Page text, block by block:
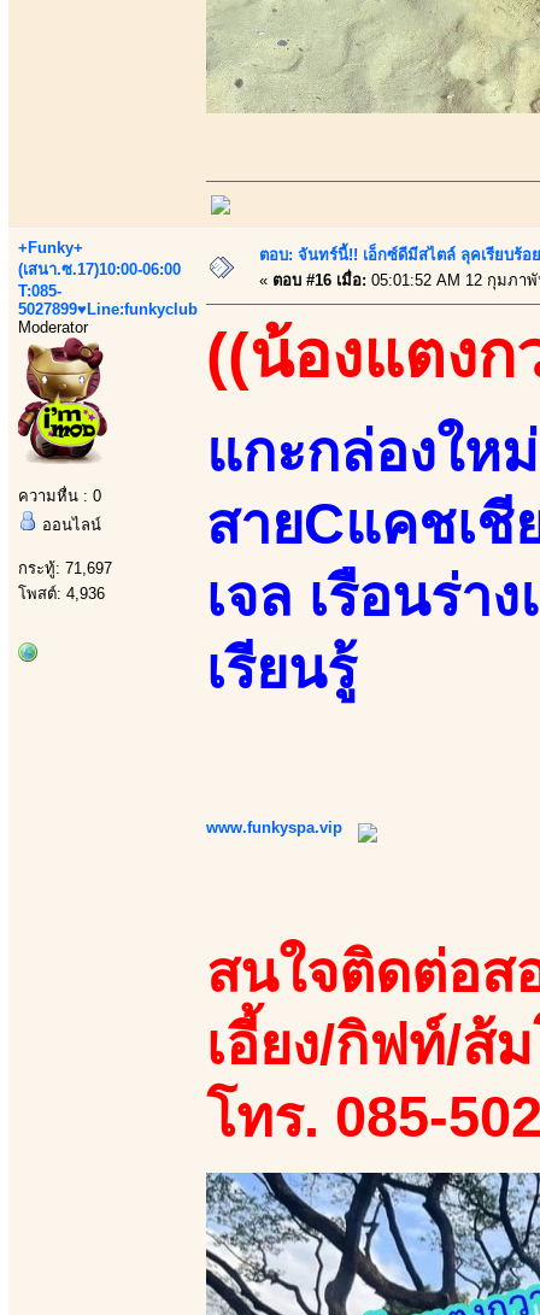
+Funky+
(เสนา.ซ.17)10:00-06:00
T:085-
5027899♥Line:funkyclub
Moderator
ความหื่น : 0
ออนไลน์
กระทู้: 71,697
โพสต์: 4,936
ตอบ: จันทร์นี้!! เอ็กซ์ดีมีสไตล์ ลุคเรียบร้
« ตอบ #16 เมื่อ: 05:01:52 AM 12 กุมภา
((น้องแตงก
แกะกล่องให
สายCแคชเ
เจล เรือนร่า
เรียนรู้
www.funkyspa.vip
สนใจติดต่อส
เอี้ยง/กิฟท์/ส้
โทร. 085-